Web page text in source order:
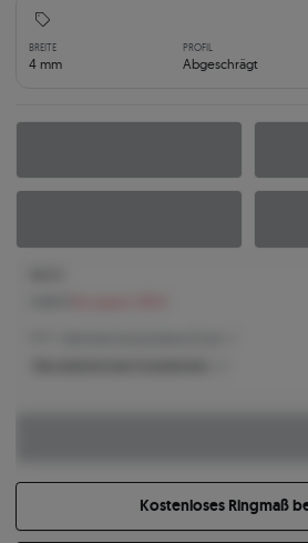
BREITE
4 mm
PROFIL
Abgeschrägt
Kostenloses Ringmaß